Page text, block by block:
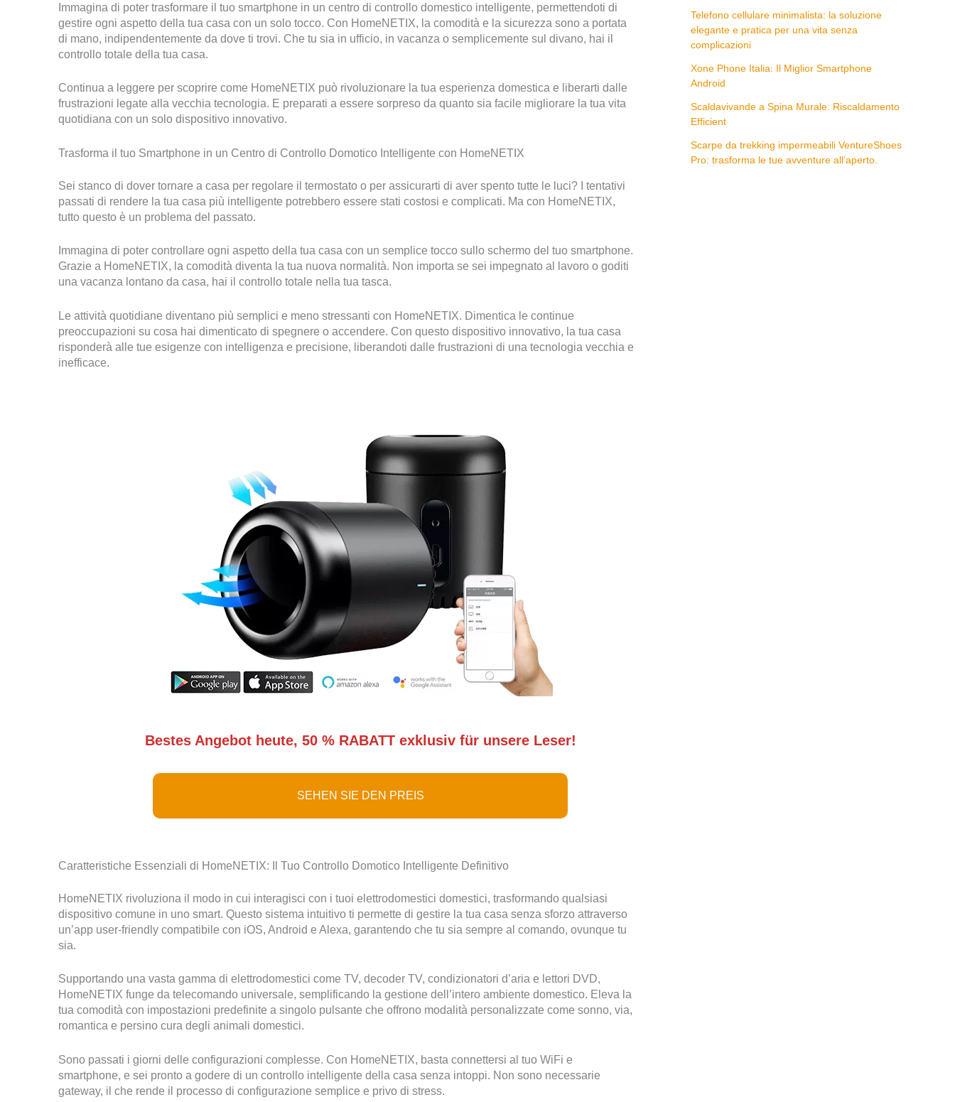
Immagina di poter trasformare il tuo smartphone in un centro di controllo domestico intelligente, permettendoti di
gestire ogni aspetto della tua casa con un solo tocco. Con HomeNETIX, la comodità e la sicurezza sono a portata
di mano, indipendentemente da dove ti trovi. Che tu sia in ufficio, in vacanza o semplicemente sul divano, hai il
controllo totale della tua casa.
Continua a leggere per scoprire come HomeNETIX può rivoluzionare la tua esperienza domestica e liberarti dalle
frustrazioni legate alla vecchia tecnologia. E preparati a essere sorpreso da quanto sia facile migliorare la tua vita
quotidiana con un solo dispositivo innovativo.
Trasforma il tuo Smartphone in un Centro di Controllo Domotico Intelligente con HomeNETIX
Sei stanco di dover tornare a casa per regolare il termostato o per assicurarti di aver spento tutte le luci? I tentativi
passati di rendere la tua casa più intelligente potrebbero essere stati costosi e complicati. Ma con HomeNETIX,
tutto questo è un problema del passato.
Immagina di poter controllare ogni aspetto della tua casa con un semplice tocco sullo schermo del tuo smartphone.
Grazie a HomeNETIX, la comodità diventa la tua nuova normalità. Non importa se sei impegnato al lavoro o goditi
una vacanza lontano da casa, hai il controllo totale nella tua tasca.
Le attività quotidiane diventano più semplici e meno stressanti con HomeNETIX. Dimentica le continue
preoccupazioni su cosa hai dimenticato di spegnere o accendere. Con questo dispositivo innovativo, la tua casa
risponderà alle tue esigenze con intelligenza e precisione, liberandoti dalle frustrazioni di una tecnologia vecchia e
inefficace.
Bestes Angebot heute, 50 % RABATT exklusiv für unsere Leser!
SEHEN SIE DEN PREIS
Caratteristiche Essenziali di HomeNETIX: Il Tuo Controllo Domotico Intelligente Definitivo
HomeNETIX rivoluziona il modo in cui interagisci con i tuoi elettrodomestici domestici, trasformando qualsiasi
dispositivo comune in uno smart. Questo sistema intuitivo ti permette di gestire la tua casa senza sforzo attraverso
un’app user-friendly compatibile con iOS, Android e Alexa, garantendo che tu sia sempre al comando, ovunque tu
sia.
Supportando una vasta gamma di elettrodomestici come TV, decoder TV, condizionatori d’aria e lettori DVD,
HomeNETIX funge da telecomando universale, semplificando la gestione dell’intero ambiente domestico. Eleva la
tua comodità con impostazioni predefinite a singolo pulsante che offrono modalità personalizzate come sonno, via,
romantica e persino cura degli animali domestici.
Sono passati i giorni delle configurazioni complesse. Con HomeNETIX, basta connettersi al tuo WiFi e
smartphone, e sei pronto a godere di un controllo intelligente della casa senza intoppi. Non sono necessarie
gateway, il che rende il processo di configurazione semplice e privo di stress.
Telefono cellulare minimalista: la soluzione
elegante e pratica per una vita senza
complicazioni
Xone Phone Italia: Il Miglior Smartphone
Android
Scaldavivande a Spina Murale: Riscaldamento
Efficient
Scarpe da trekking impermeabili VentureShoes
Pro: trasforma le tue avventure all’aperto.